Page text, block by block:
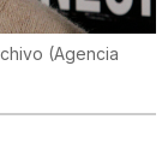
(Agencia